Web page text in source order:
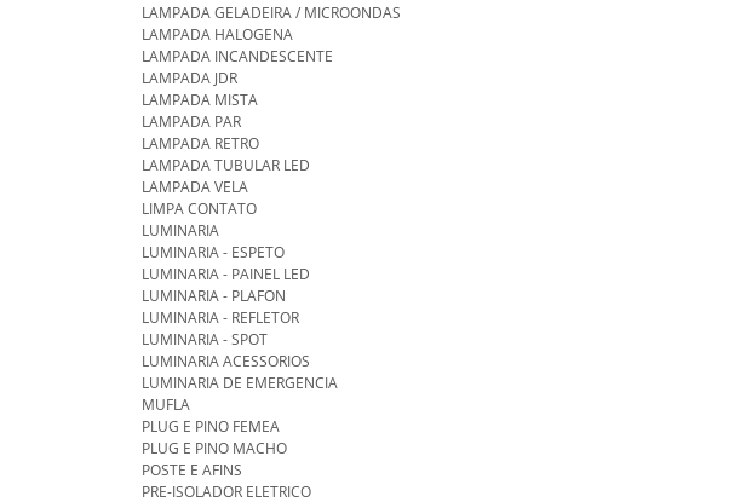
LAMPADA GELADEIRA / MICROONDAS
LAMPADA HALOGENA
LAMPADA INCANDESCENTE
LAMPADA JDR
LAMPADA MISTA
LAMPADA PAR
LAMPADA RETRO
LAMPADA TUBULAR LED
LAMPADA VELA
LIMPA CONTATO
LUMINARIA
LUMINARIA - ESPETO
LUMINARIA - PAINEL LED
LUMINARIA - PLAFON
LUMINARIA - REFLETOR
LUMINARIA - SPOT
LUMINARIA ACESSORIOS
LUMINARIA DE EMERGENCIA
MUFLA
PLUG E PINO FEMEA
PLUG E PINO MACHO
POSTE E AFINS
PRE-ISOLADOR ELETRICO